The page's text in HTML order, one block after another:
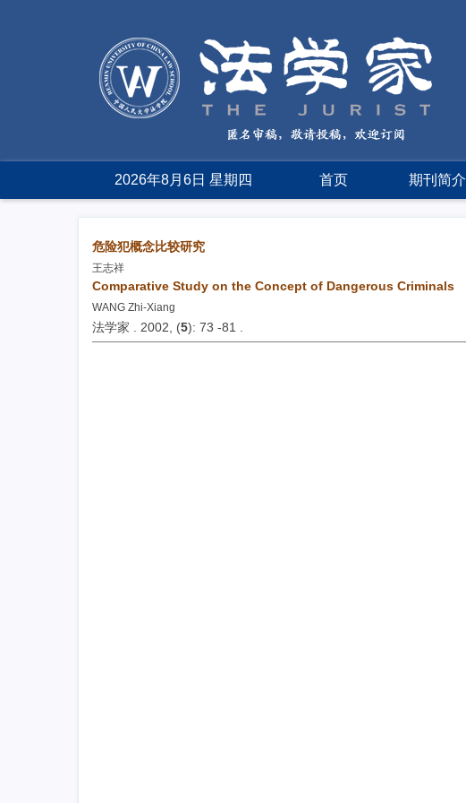
2026年8月6日 星期四 首页 期刊简介
危险犯概念比较研究
王志祥
Comparative Study on the Concept of Dangerous Criminals
WANG Zhi-Xiang
法学家 . 2002, (5): 73 -81 .